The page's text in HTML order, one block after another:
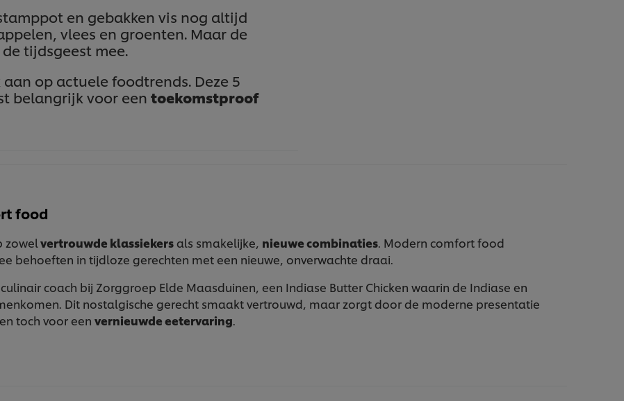
en gebakken vis nog altijd
vlees en groenten. Maar de
tijdsgeest mee.
op actuele foodtrends. Deze 5
belangrijk voor een toekomstproof
food
zowelvertrouwde klassiekers als smakelijke, nieuwe combinaties. Modern comfort food
behoeften in tijdloze gerechten met een nieuwe, onverwachte draai.
coach bij Zorggroep Elde Maasduinen, een Indiase Butter Chicken waarin de Indiase en
Dit nostalgische gerecht smaakt vertrouwd, maar zorgt door de moderne presentatie
toch voor een vernieuwde eetervaring.